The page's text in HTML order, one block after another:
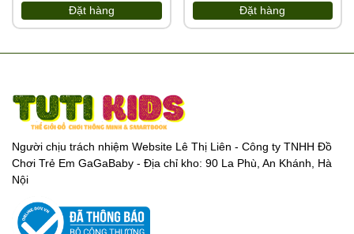
Đặt hàng Đặt hàng
Người chịu trách nhiệm Website Lê Thị Liên - Công ty TNHH Đồ
Chơi Trẻ Em GaGaBaby - Địa chỉ kho: 90 La Phù, An Khánh, Hà
Nội